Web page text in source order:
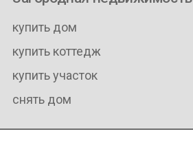
купить дом
купить коттедж
купить участок
снять дом